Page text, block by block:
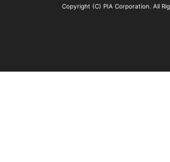
Copyright (C) PIA Corporation. All